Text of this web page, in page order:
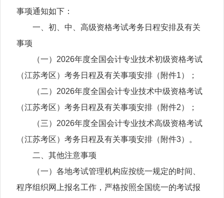
事项通知如下：
一、初、中、高级资格考试考务日程安排及有关
事项
（一）2026年度全国会计专业技术初级资格考试
（江苏考区）考务日程及有关事项安排（附件1）；
（二）2026年度全国会计专业技术中级资格考试
（江苏考区）考务日程及有关事项安排（附件2）；
（三）2026年度全国会计专业技术高级资格考试
（江苏考区）考务日程及有关事项安排（附件3）。
二、其他注意事项
（一）各地考试管理机构应按统一规定的时间、
程序组织网上报名工作，严格按照全国统一的考试报